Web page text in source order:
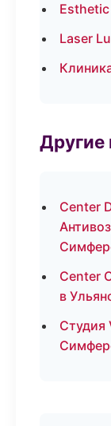
Laser
Другие
Center
Center
в
Студия